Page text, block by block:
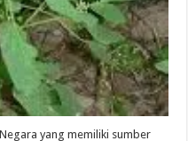
yang memiliki sumber